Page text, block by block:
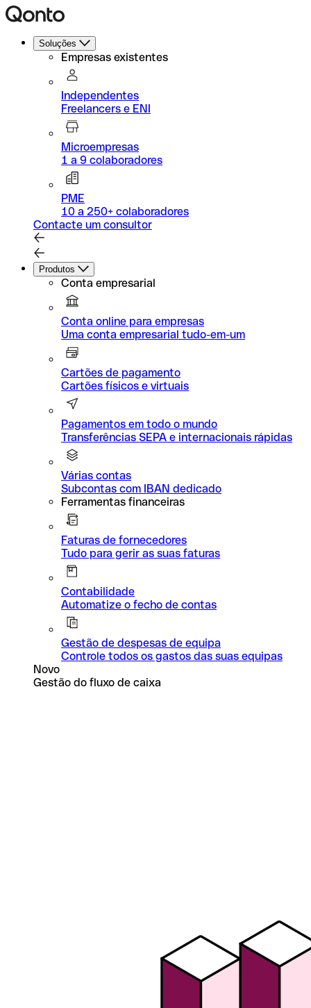
Soluções
Empresas existentes
Independentes
Freelancers e ENI
Microempresas
1 a 9 colaboradores
PME
10 a 250+ colaboradores
Contacte um consultor
Produtos
Conta empresarial
Conta online para empresas
Uma conta empresarial tudo-em-um
Cartões de pagamento
Cartões físicos e virtuais
Pagamentos em todo o mundo
Transferências SEPA e internacionais rápidas
Várias contas
Subcontas com IBAN dedicado
Ferramentas financeiras
Faturas de fornecedores
Tudo para gerir as suas faturas
Contabilidade
Automatize o fecho de contas
Gestão de despesas de equipa
Controle todos os gastos das suas equipas
Novo
Gestão do fluxo de caixa